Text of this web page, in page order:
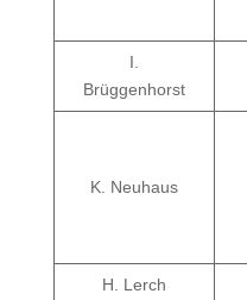
I.
Brüggenhorst
K. Neuhaus
H. Lerch